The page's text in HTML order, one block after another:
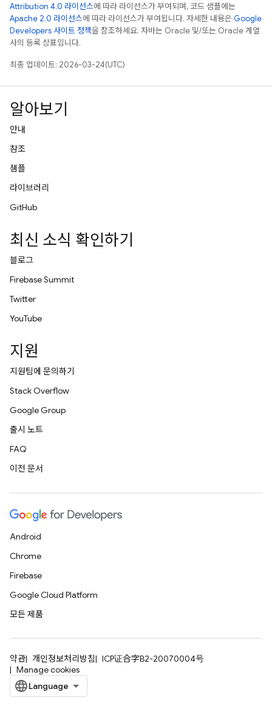
Attribution 4.0 라이선스에 따라 라이선스가 부여되며, 코드 샘플에는
Apache 2.0 라이선스에 따라 라이선스가 부여됩니다. 자세한 내용은 Google
Developers 사이트 정책을 참조하세요. 자바는 Oracle 및/또는 Oracle 계열
사의 등록 상표입니다.
최종 업데이트: 2026-03-24(UTC)
알아보기
안내
참조
샘플
라이브러리
GitHub
최신 소식 확인하기
블로그
Firebase Summit
Twitter
YouTube
지원
지원팀에 문의하기
Stack Overflow
Google Group
출시 노트
FAQ
이전 문서
Android
Chrome
Firebase
Google Cloud Platform
모든 제품
약관 개인정보처리방침
ICP证合字B2-20070004号
Manage cookies